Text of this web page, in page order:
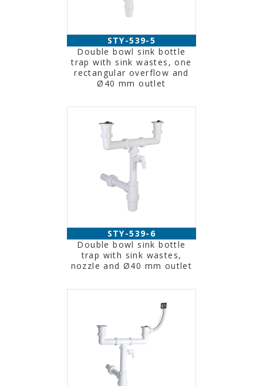
STY-539-5
Double bowl sink bottle
trap with sink wastes, one
rectangular overflow and
Ø40 mm outlet
STY-539-6
Double bowl sink bottle
trap with sink wastes,
nozzle and Ø40 mm outlet